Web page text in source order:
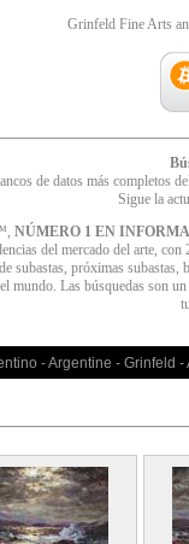
Grinfeld Fine Arts
de datos más completos
Sigue la
NÚMERO 1 EN
del mercado del arte,
subastas, próximas
mundo. Las búsquedas son